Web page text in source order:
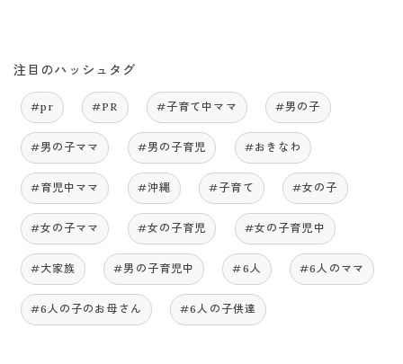
注目のハッシュタグ
#pr #PR #子育て中ママ #男の子
#男の子ママ #男の子育児 #おきなわ
#育児中ママ #沖縄 #子育て #女の子
#女の子ママ #女の子育児 #女の子育児中
#大家族 #男の子育児中 #6人 #6人のママ
#6人の子のお母さん #6人の子供達